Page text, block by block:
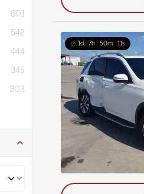
601
542
444
345
303
1d : 7h : 50m : 10s